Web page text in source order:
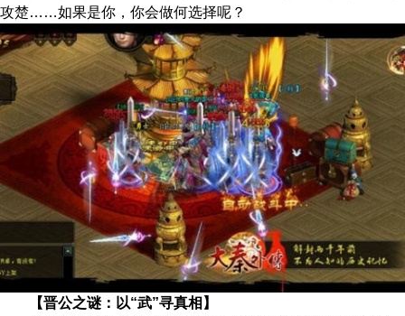
攻楚……如果是你，你会做何选择呢？
【晋公之谜：以“武”寻真相】